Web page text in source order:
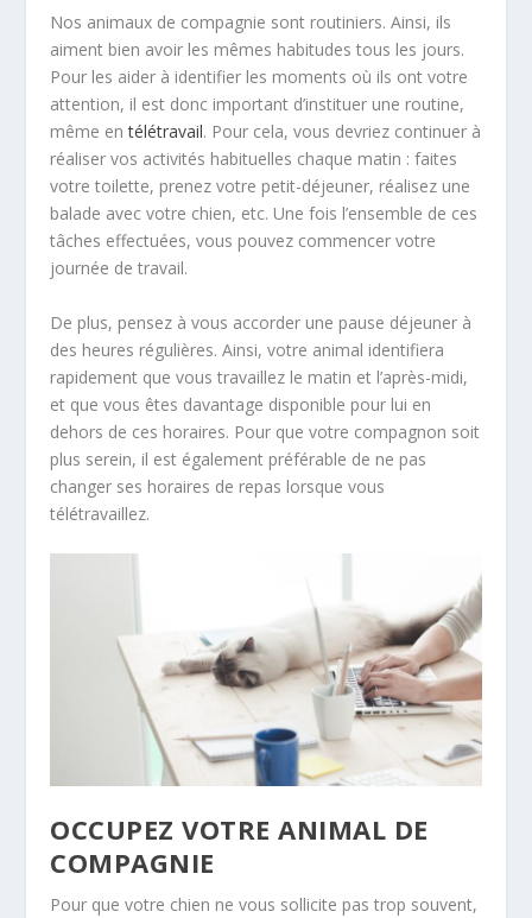
Nos animaux de compagnie sont routiniers. Ainsi, ils
aiment bien avoir les mêmes habitudes tous les jours.
Pour les aider à identifier les moments où ils ont votre
attention, il est donc important d’instituer une routine,
même entélétravail. Pour cela, vous devriez continuer à
réaliser vos activités habituelles chaque matin : faites
votre toilette, prenez votre petit-déjeuner, réalisez une
balade avec votre chien, etc. Une fois l’ensemble de ces
tâches effectuées, vous pouvez commencer votre
journée de travail.
De plus, pensez à vous accorder une pause déjeuner à
des heures régulières. Ainsi, votre animal identifiera
rapidement que vous travaillez le matin et l’après-midi,
et que vous êtes davantage disponible pour lui en
dehors de ces horaires. Pour que votre compagnon soit
plus serein, il est également préférable de ne pas
changer ses horaires de repas lorsque vous
télétravaillez.
OCCUPEZ VOTRE ANIMAL DE
COMPAGNIE
Pour que votre chien ne vous sollicite pas trop souvent,